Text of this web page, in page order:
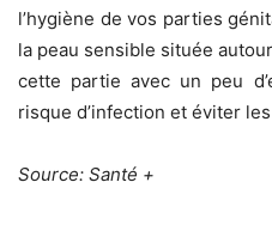
l’hygiène de vos parties
la peau sensible située
cette partie avec un peu
risque d’infection et éviter
Source: Santé +